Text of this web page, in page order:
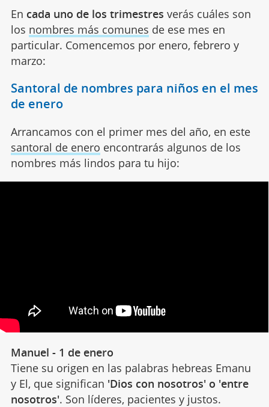
En cada uno de los trimestres verás cuáles son
los nombres más comunes de ese mes en
particular. Comencemos por enero, febrero y
marzo:
Santoral de nombres para niños en el mes
de enero
Arrancamos con el primer mes del año, en este
santoral de enero encontrarás algunos de los
nombres más lindos para tu hijo:
Manuel - 1 de enero
Tiene su origen en las palabras hebreas Emanu
y El, que significan 'Dios con nosotros' o 'entre
nosotros'. Son líderes, pacientes y justos.